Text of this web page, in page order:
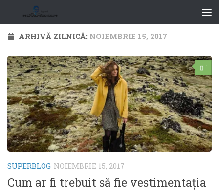
ARHIVĂ ZILNICĂ: NOIEMBRIE 15, 2017
1
SUPERBLOG NOIEMBRIE 15, 2017
Cum ar fi trebuit să fie vestimentaţia